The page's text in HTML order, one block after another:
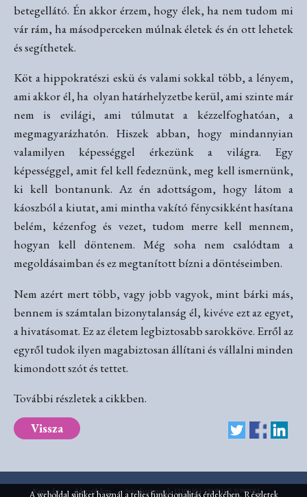
betegellátó. Én akkor érzem, hogy élek, ha nem tudom mi
vár rám, ha másodperceken múlnak életek és én ott lehetek
és segíthetek.
Köt a hippokratészi eskü és valami sokkal több, a lényem,
ami akkor él, ha olyan határhelyzetbe kerül, ami szinte már
nem is evilági, ami túlmutat a kézzelfoghatóan, a
megmagyarázhatón. Hiszek abban, hogy mindannyian
valamilyen képességgel érkezünk a világra. Egy
képességgel, amit fel kell fedeznünk, meg kell ismernünk,
ki kell bontanunk. Az én adottságom, hogy látom a
káoszból a kiutat, ami mintha vakító fénycsikként hasítana
belém, kézenfog és vezet, tudom merre kell mennem,
hogyan kell döntenem. Még soha nem csalódtam a
megoldásaimban és ez megtanított bízni a döntéseimben.
Nem azért mert több, vagy jobb vagyok, mint bárki más,
bennem is számtalan bizonytalanság él, kivéve ezt az egyet,
a hivatásomat. Ez az életem legbiztosabb sarokköve. Erről az
egyről tudok ilyen magabiztosan állítani és vállalni minden
kimondott szót és tettet.
További részletek a cikkben.
Vissza
Kapcsolat Adatvédelem Számlaszámunk: 11100104-18180169-36000001
A weboldal sütiket használ a teljes funkcionalitás érdekében.Részletek